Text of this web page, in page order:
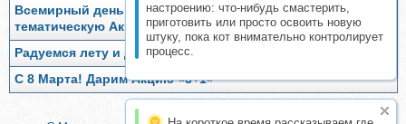
настроению: что-нибудь смастерить,
приготовить или просто освоить новую
штуку, пока кот внимательно контролирует
процесс.
Всемирный день хлеба на Складчине! Дарим
тематическую Акцию «3+1»
Радуемся лету и дарим Акцию «3+1»
С 8 Марта! Дарим Акцию «3+1»